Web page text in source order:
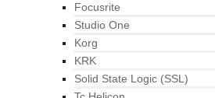
Focusrite
Studio One
Korg
KRK
Solid State Logic (SSL)